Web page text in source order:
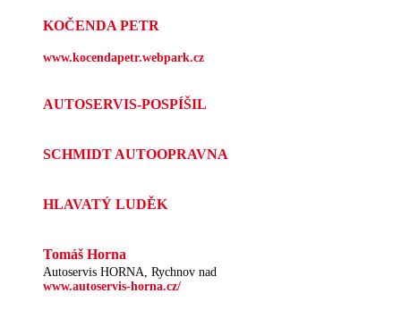
KOČENDA PETR
www.kocendapetr.webpark.cz
AUTOSERVIS-POSPÍŠIL
SCHMIDT AUTOOPRAVNA
HLAVATÝ LUDĚK
Tomáš Horna
Autoservis HORNA, Rychnov nad
www.autoservis-horna.cz/